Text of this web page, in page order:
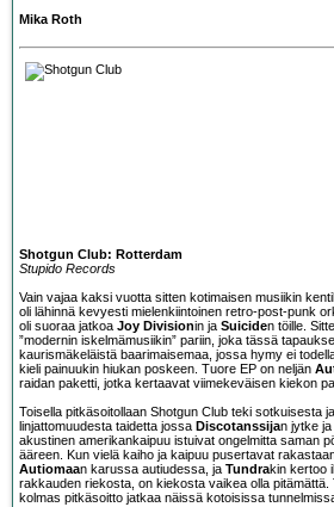
Mika Roth
Shotgun Club: Rotterdam
Stupido Records
Vain vajaa kaksi vuotta sitten kotimaisen musiikin
oli lähinnä kevyesti mielenkiintoinen retro-post-punk
oli suoraa jatkoa Joy Divisionin ja Suiciden töille.
”modernin iskelmämusiikin” pariin, joka tässä
kaurismäkeläistä baarimaisemaa, jossa hymy ei
kieli painuukin hiukan poskeen. Tuore EP on neljän
raidan paketti, jotka kertaavat viimekeväisen kiekon
Toisella pitkäsoitollaan Shotgun Club teki sotkuisesta
linjattomuudesta taidetta jossa Discotanssijan jytke ja
akustinen amerikankaipuu istuivat ongelmitta saman
ääreen. Kun vielä kaiho ja kaipuu pusertavat
Autiomaan karussa autiudessa, ja Tundrakin kertoo
rakkauden riekosta, on kiekosta vaikea olla pitämättä.
kolmas pitkäsoitto jatkaa näissä kotoisissa